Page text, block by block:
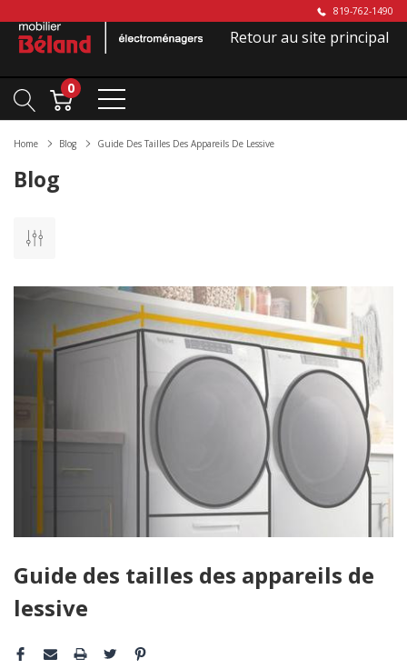
819-762-1490
Retour au site principal
0
Home Blog Guide Des Tailles Des Appareils De Lessive
Blog
Guide des tailles des appareils de
lessive